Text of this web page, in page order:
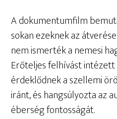
A dokumentumfilm
sokan ezeknek az
nem ismerték a nemesi
Erőteljes felhívást intézett
érdeklődnek a szellemi
iránt, és hangsúlyozta az
éberség fontosságát.